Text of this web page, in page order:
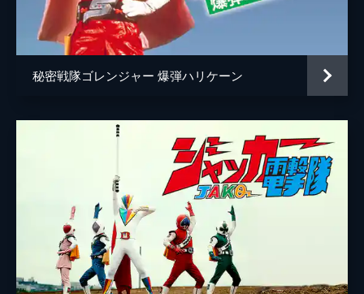
秘密戦隊ゴレンジャー 爆弾ハリケーン